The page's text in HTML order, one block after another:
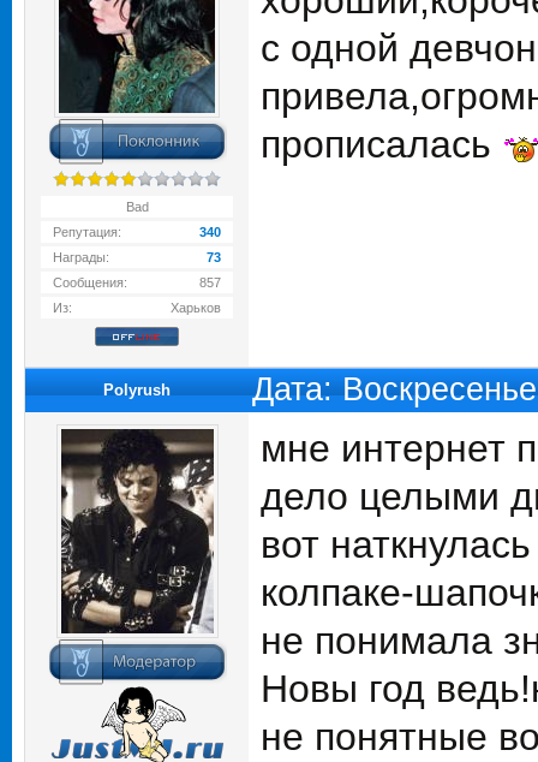
Bad
Репутация:
340
Награды:
73
Сообщения:
857
Из:
Харьков
с одной
прописалась
Polyrush Дата:
мне интернет
дело целыми
вот
колпаке-
не понимала
Новы год
не понятные